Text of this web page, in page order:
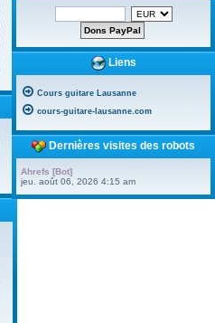
Liens
Cours guitare Lausanne
cours-guitare-lausanne.com
Dernières visites des robots
Ahrefs [Bot]
jeu. août 06, 2026 4:15 am